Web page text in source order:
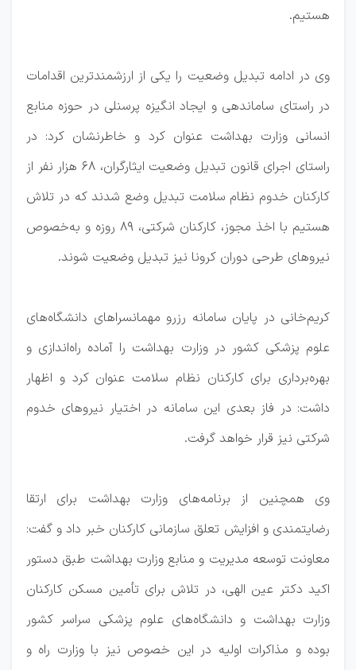
هستیم.
وی در ادامه تبدیل وضعیت را یکی از ارزشمندترین اقدامات
در راستای ساماندهی و ایجاد انگیزه پرسنلی در حوزه منابع
انسانی وزارت بهداشت عنوان کرد و خاطرنشان کرد: در
راستای اجرای قانون ‎تبدیل وضعیت ایثارگران، ۶۸ هزار نفر از
کارکنان خدوم نظام سلامت تبدیل وضع شدند که در تلاش
هستیم با اخذ مجوز، کارکنان شرکتی، 89 روزه و به‌خصوص
نیروهای طرحی دوران کرونا نیز تبدیل وضعیت شوند.
کریم‌خانی در پایان سامانه رزرو مهمانسراهای دانشگاه‌های
علوم پزشکی کشور در وزارت بهداشت را آماده راه‌اندازی و
بهره‌برداری برای کارکنان نظام سلامت عنوان کرد و اظهار
داشت: در فاز بعدی این سامانه در اختیار نیروهای خدوم
شرکتی نیز قرار خواهد گرفت.
وی همچنین از برنامه‌های وزارت بهداشت برای ارتقا
رضایتمندی و افزایش تعلق سازمانی کارکنان خبر داد و گفت:
معاونت توسعه مدیریت و منابع وزارت بهداشت طبق دستور
اکید دکتر عین الهی، در تلاش برای تأمین مسکن کارکنان
وزارت بهداشت و دانشگاه‌های علوم پزشکی سراسر کشور
بوده و مذاکرات اولیه در این خصوص نیز با وزارت راه و